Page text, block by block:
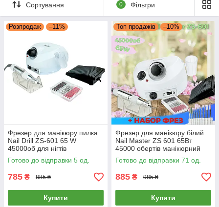
Сортування 0 Фільтри
Розпродаж –11%
Фрезер для манікюру пилка
Nail Drill ZS-601 65 W
45000об для нігтів
шліфування лаку насадки
фрейзер ЗС 601
Готово до відправки 5 од.
785 ₴ 885 ₴
Купити
Топ продажів –10%
Фрезер для манікюру білий
Nail Master ZS 601 65Вт
45000 обертів манікюрний
фрезер Nail Drill pro zs 601 +
10 фрез
Готово до відправки 71 од.
885 ₴ 985 ₴
Купити